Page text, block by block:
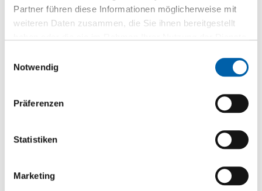
Partner führen diese Informationen möglicherweise mit
weiteren Daten zusammen, die Sie ihnen bereitgestellt
Notwendig
Präferenzen
Statistiken
Marketing
Produktkategorien
Dämmen
Kanten
Massivholzpl./ Bauholz